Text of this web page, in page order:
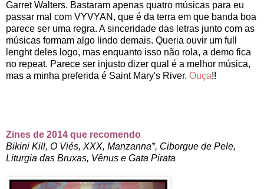
Garret Walters. Bastaram apenas quatro músicas para eu
passar mal com VYVYAN, que é da terra em que banda boa
parece ser uma regra. A sinceridade das letras junto com as
músicas formam algo lindo demais. Queria ouvir um full
lenght deles logo, mas enquanto isso não rola, a demo fica
no repeat. Parece ser injusto dizer qual é a melhor música,
mas a minha preferida é Saint Mary's River. Ouça!!
Zines de 2014 que recomendo
Bikini Kill, O Viés, XXX, Manzanna*, Ciborgue de Pele,
Liturgia das Bruxas, Vênus e Gata Pirata